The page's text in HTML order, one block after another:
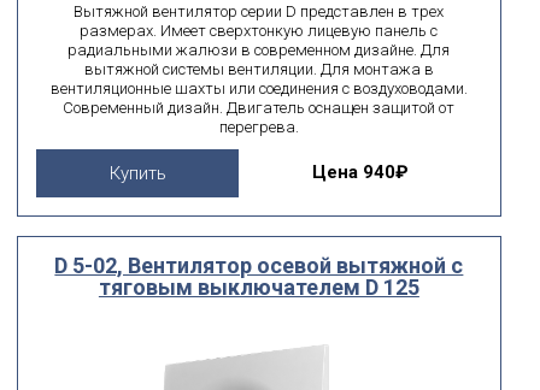
Вытяжной вентилятор серии D представлен в трех
размерах. Имеет сверхтонкую лицевую панель с
радиальными жалюзи в современном дизайне. Для
вытяжной системы вентиляции. Для монтажа в
вентиляционные шахты или соединения с воздуховодами.
Современный дизайн. Двигатель оснащен защитой от
перегрева.
Купить Цена940₽
D 5-02, Вентилятор осевой вытяжной с
тяговым выключателем D 125